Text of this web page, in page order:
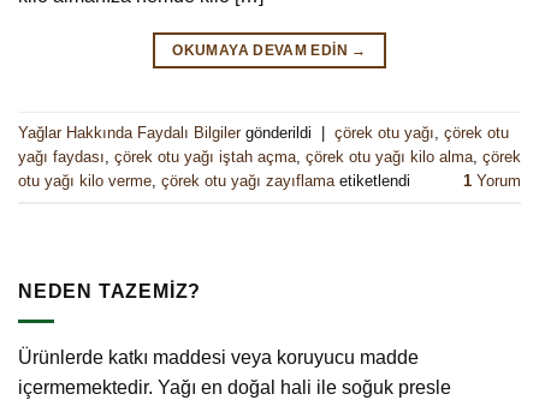
OKUMAYA DEVAM EDIN →
Yağlar Hakkında Faydalı Bilgilergönderildi | çörek otu yağı çörek otu
yağı faydası çörek otu yağı iştah açma çörek otu yağı kilo alma çörek
otu yağı kilo verme çörek otu yağı zayıflama etiketlendi 1 Yorum
NEDEN TAZEMİZ?
Ürünlerde katkı maddesi veya koruyucu madde
içermemektedir. Yağı en doğal hali ile soğuk presle